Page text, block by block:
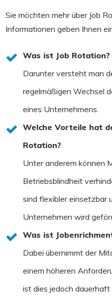
Sie möchten mehr über Job
Informationen geben Ihnen
Was ist Job Rotation?
Darunter versteht man
regelmäßigen Wechsel
eines Unternehmens.
Welche Vorteile hat
Rotation?
Unter anderem können
Betriebsblindheit
sind flexibler einsetzbar
Unternehmen wird
Was ist
Dabei übernimmt der
einem höheren
ist dies jedoch